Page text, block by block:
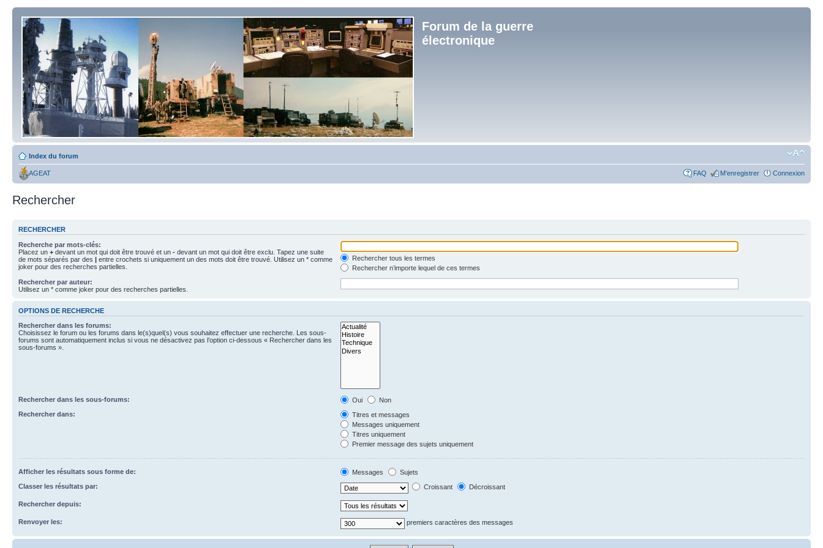
Forum de la guerre
électronique
Index du forum
AGEAT FAQ M’enregistrer Connexion
Rechercher
RECHERCHER
Recherche par mots-clés:
Placez un + devant un mot qui doit être trouvé et un - devant un mot qui doit être exclu. Tapez une suite
de mots séparés par des | entre crochets si uniquement un des mots doit être trouvé. Utilisez un * comme
joker pour des recherches partielles.
Rechercher tous les termes
Rechercher n’importe lequel de ces termes
Rechercher par auteur:
Utilisez un * comme joker pour des recherches partielles.
OPTIONS DE RECHERCHE
Rechercher dans les forums:
Choisissez le forum ou les forums dans le(s)quel(s) vous souhaitez effectuer une recherche. Les sous-
forums sont automatiquement inclus si vous ne désactivez pas l’option ci-dessous « Rechercher dans les
sous-forums ».
Rechercher dans les sous-forums: Oui
Non
Rechercher dans:
Titres et messages
Messages uniquement
Titres uniquement
Premier message des sujets uniquement
Afficher les résultats sous forme de: Messages
Sujets
Classer les résultats par:
Croissant Décroissant
Rechercher depuis:
Renvoyer les: premiers caractères des messages